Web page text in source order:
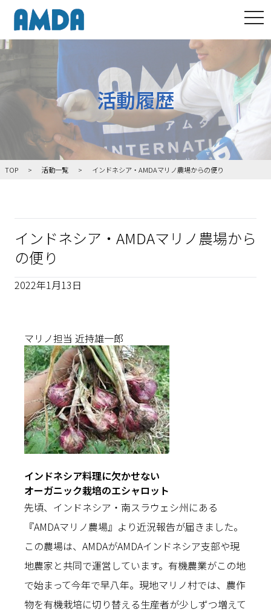
活動履歴
TOP 活動一覧 インドネシア・AMDAマリノ農場からの便り
インドネシア・AMDAマリノ農場から
の便り
2022年1月13日
マリノ担当 近持雄一郎
インドネシア料理に欠かせない
オーガニック栽培のエシャロット
先頃、インドネシア・南スラウェシ州にある
『AMDAマリノ農場』より近況報告が届きました。
この農場は、AMDAがAMDAインドネシア支部や現
地農家と共同で運営しています。有機農業がこの地
で始まって今年で早八年。現地マリノ村では、農作
物を有機栽培に切り替える生産者が少しずつ増えて